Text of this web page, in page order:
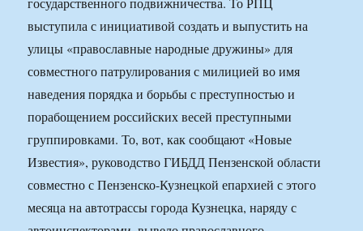
выступила с инициативой создать и выпустить на
улицы «православные народные дружины» для
совместного патрулирования с милицией во имя
наведения порядка и борьбы с преступностью и
порабощением российских весей преступными
группировками. То, вот, как сообщают «Новые
Известия», руководство ГИБДД Пензенской области
совместно с Пензенско-Кузнецкой епархией с этого
месяца на автотрассы города Кузнецка, наряду с